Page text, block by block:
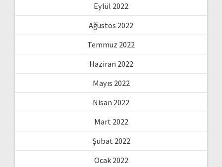
Eylül 2022
Ağustos 2022
Temmuz 2022
Haziran 2022
Mayıs 2022
Nisan 2022
Mart 2022
Şubat 2022
Ocak 2022